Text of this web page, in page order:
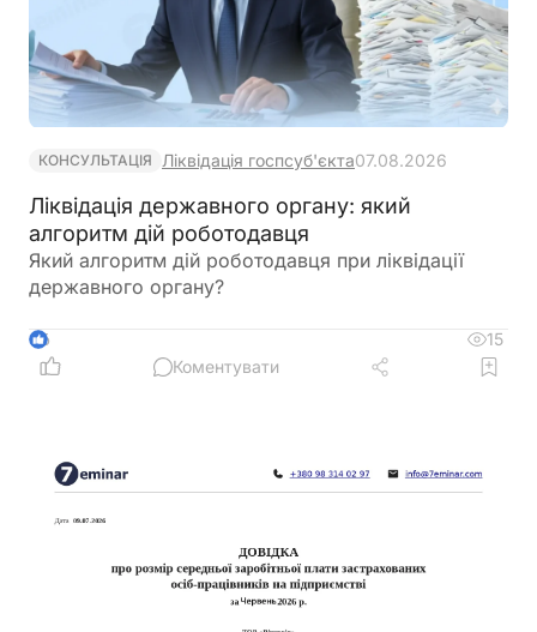
КОНСУЛЬТАЦІЯ Ліквідація госпсуб'єкта07.08.2026
Ліквідація державного органу: який
алгоритм дій роботодавця
Який алгоритм дій роботодавця при ліквідації
державного органу?
6
15
Коментувати